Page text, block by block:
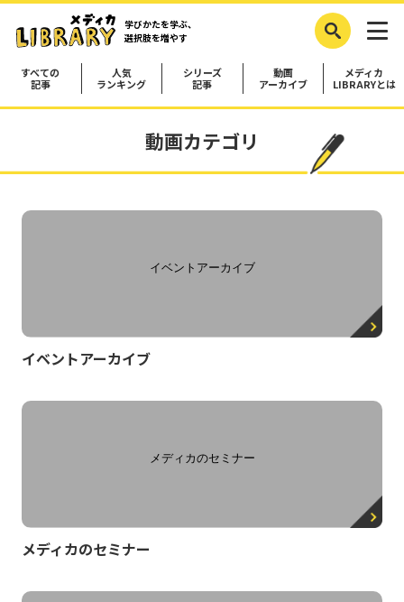
学びかたを学ぶ、
選択肢を増やす
すべての
記事
人気
ランキング
シリーズ
記事
動画
アーカイブ
メディカ
LIBRARYとは
動画カテゴリ
イベントアーカイブ
メディカのセミナー